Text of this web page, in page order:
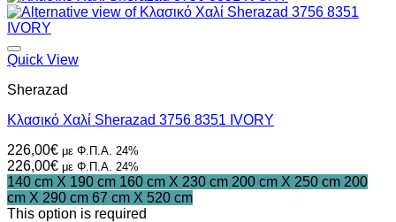
Quick View
Sherazad
Κλασικό Χαλί Sherazad 3756 8351 IVORY
226,00€ με Φ.Π.Α. 24%
226,00€ με Φ.Π.Α. 24%
140 cm X 190 cm 160 cm X 230 cm 200 cm X 250 cm 200
cm X 290 cm 67 cm X 520 cm
This option is required